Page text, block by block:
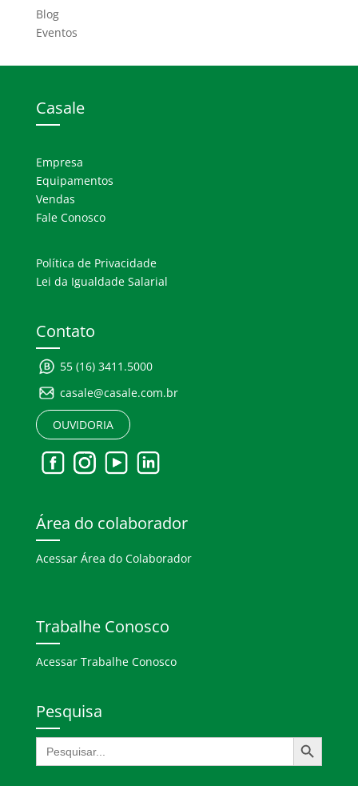
Blog
Eventos
Casale
Empresa
Equipamentos
Vendas
Fale Conosco
Política de Privacidade
Lei da Igualdade Salarial
Contato
55 (16) 3411.5000
casale@casale.com.br
OUVIDORIA
Área do colaborador
Acessar Área do Colaborador
Trabalhe Conosco
Acessar Trabalhe Conosco
Pesquisa
Search
for:
Search Button